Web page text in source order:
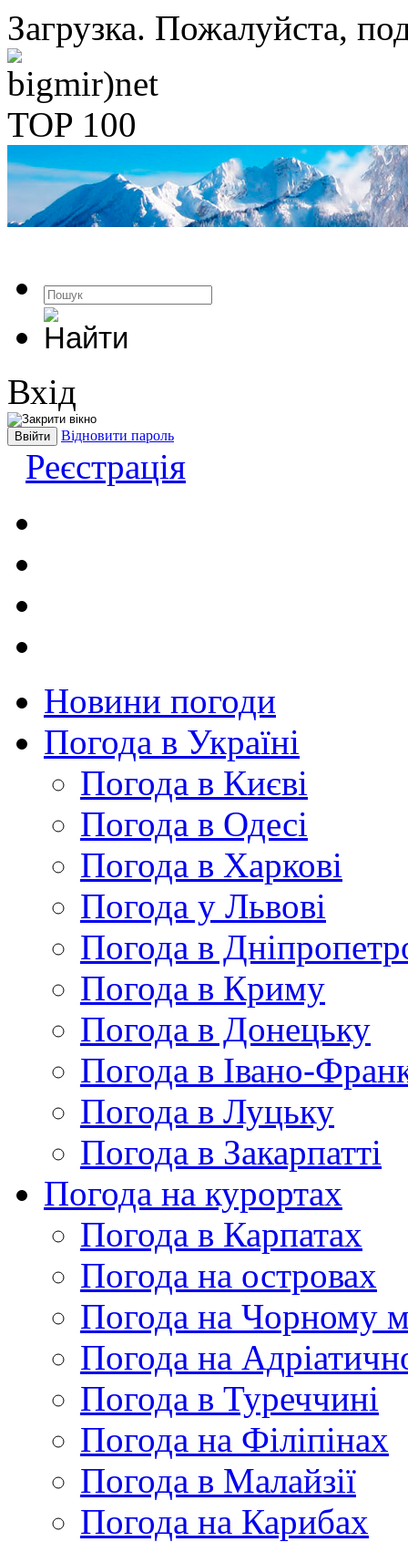
Загрузка. Пожалуйста,
Вхід
Відновити пароль
Реєстрація
Новини погоди
Погода в Україні
Погода в Києві
Погода в Одесі
Погода в Харкові
Погода у Львові
Погода в
Погода в Криму
Погода в Донецьку
Погода в Івано-
Погода в Луцьку
Погода в Закарпатті
Погода на курортах
Погода в Карпатах
Погода на островах
Погода на Чорному
Погода на
Погода в Туреччині
Погода на Філіпінах
Погода в Малайзії
Погода на Карибах